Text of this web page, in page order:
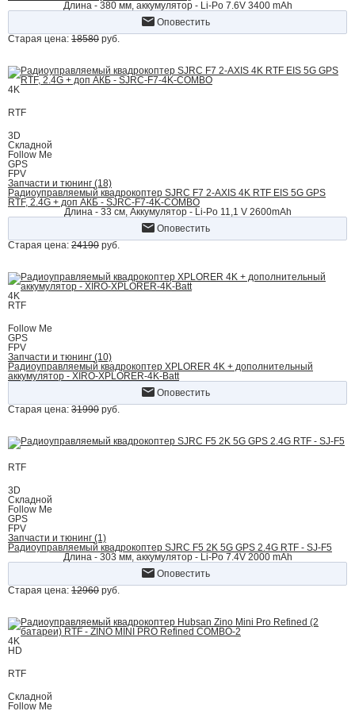
Длина - 380 мм, аккумулятор - Li-Po 7.6V 3400 mAh
Оповестить
Старая цена: 18580 руб.
4K
RTF
3D
Складной
Follow Me
GPS
FPV
Запчасти и тюнинг (18)
Радиоуправляемый квадрокоптер SJRC F7 2-AXIS 4K RTF EIS 5G GPS
RTF, 2.4G + доп АКБ - SJRC-F7-4K-COMBO
Длина - 33 см, Аккумулятор - Li-Po 11,1 V 2600mAh
Оповестить
Старая цена: 24190 руб.
4K
RTF
Follow Me
GPS
FPV
Запчасти и тюнинг (10)
Радиоуправляемый квадрокоптер XPLORER 4K + дополнительный
аккумулятор - XIRO-XPLORER-4K-Batt
Оповестить
Старая цена: 31990 руб.
RTF
3D
Складной
Follow Me
GPS
FPV
Запчасти и тюнинг (1)
Радиоуправляемый квадрокоптер SJRC F5 2K 5G GPS 2.4G RTF - SJ-F5
Длина - 303 мм, аккумулятор - Li-Po 7.4V 2000 mAh
Оповестить
Старая цена: 12960 руб.
4K
HD
RTF
Складной
Follow Me